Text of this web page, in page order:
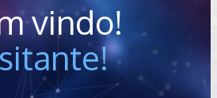
vindo!